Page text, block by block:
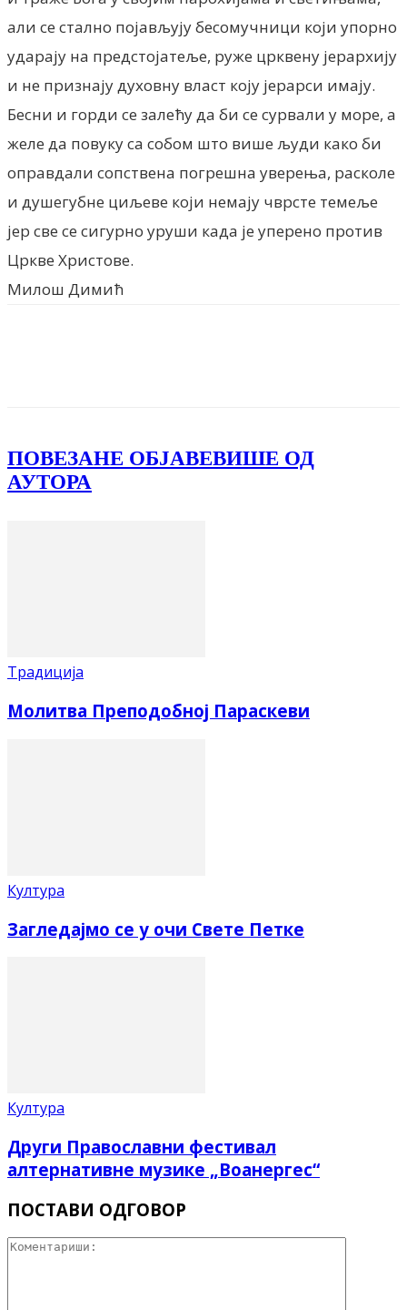
али се стално појављују бесомучници који упорно
ударају на предстојатеље, руже црквену јерархију
и не признају духовну власт коју јерарси имају.
Бесни и горди се залећу да би се сурвали у море, а
желе да повуку са собом што више људи како би
оправдали сопствена погрешна уверења, расколе
и душегубне циљеве који немају чврсте темеље
јер све се сигурно уруши када је уперено против
Цркве Христове.
Милош Димић
ПОВЕЗАНЕ ОБЈАВЕВИШЕ ОД
АУТОРА
Традиција
Молитва Преподобној Параскеви
Култура
Загледајмо се у очи Свете Петке
Култура
Други Православни фестивал
алтернативне музике „Воанергес“
ПОСТАВИ ОДГОВОР